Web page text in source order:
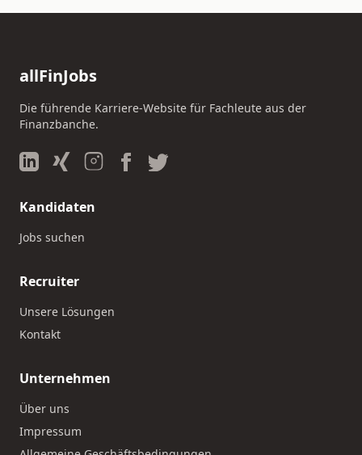
allFinJobs
Die führende Karriere-Website für Fachleute aus der
Finanzbanche.
Kandidaten
Jobs suchen
Recruiter
Unsere Lösungen
Kontakt
Unternehmen
Über uns
Impressum